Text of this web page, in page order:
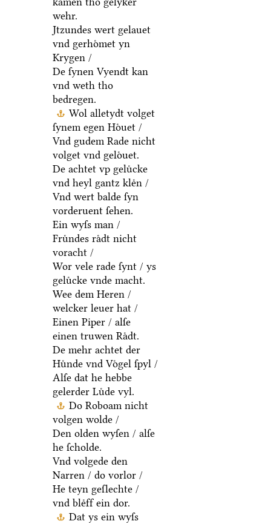
wehr.
Jtzundes wert gelauet
vnd gerhoͤmet yn
Krygen /
De ſynen Vyendt kan
vnd weth tho
bedregen.
Wol alletydt volget
ſynem egen Hoͤuet /
Vnd gudem Rade nicht
volget vnd geloͤuet.
De achtet vp geluͤcke
vnd heyl gantz kleͤn /
Vnd wert balde ſyn
vorderuent ſehen.
Ein wyſs man /
Fruͤndes raͤdt nicht
voracht /
Wor vele rade ſynt / ys
geluͤcke vnde macht.
Wee dem Heren /
welcker leuer hat /
Einen Piper / alſe
einen truwen Raͤdt.
De mehr achtet der
Huͤnde vnd Voͤgel ſpyl /
Alſe dat he hebbe
gelerder Luͤde vyl.
Do Roboam nicht
volgen wolde /
Den olden wyſen / alſe
he ſcholde.
Vnd volgede den
Narren / do vorlor /
He teyn geſlechte /
vnd bleͤff ein dor.
Dat ys ein wyſs